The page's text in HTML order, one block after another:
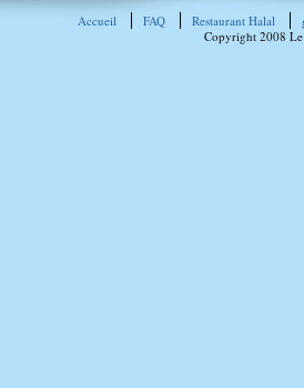
Accueil FAQ Restaurant Halal
Copyright 2008